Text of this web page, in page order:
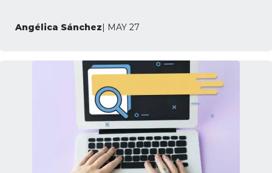
Angélica Sánchez| MAY 27